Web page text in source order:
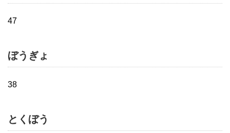
47
ぼうぎょ
38
とくぼう